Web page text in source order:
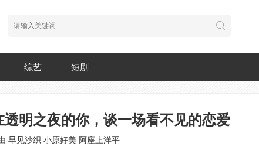
综艺 短剧
透明之夜的你，谈一场看不见的恋爱
早见沙织 小原好美 阿座上洋平